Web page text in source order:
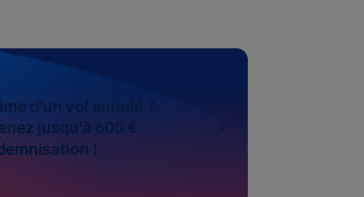
d’un vol annulé ?
jusqu'à 600 €
!